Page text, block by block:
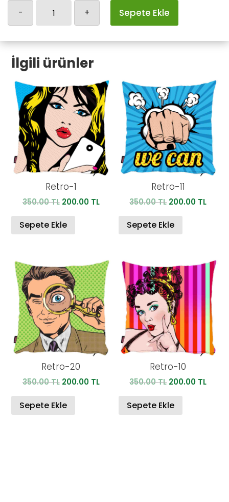
- + Sepete Ekle
İlgili ürünler
Retro-1
350.00TL Orijinal
350.00 TL.
200.00 TLŞu
200.00 TL.
Sepete Ekle
Retro-11
350.00TL Orijinal
350.00 TL.
200.00 TLŞu
Sepete Ekle
Retro-20
350.00TL Orijinal
350.00 TL.
200.00 TLŞu
200.00 TL.
Sepete Ekle
Retro-10
350.00TL Orijinal
350.00 TL.
200.00 TLŞu
Sepete Ekle